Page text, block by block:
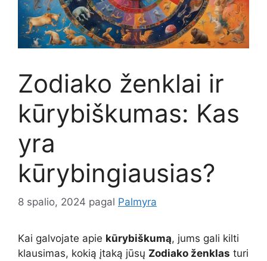
Zodiako ženklai ir
kūrybiškumas: Kas
yra
kūrybingiausias?
8 spalio, 2024 pagal Palmyra
Kai galvojate apie kūrybiškumą, jums gali kilti
klausimas, kokią įtaką jūsų Zodiako ženklas turi